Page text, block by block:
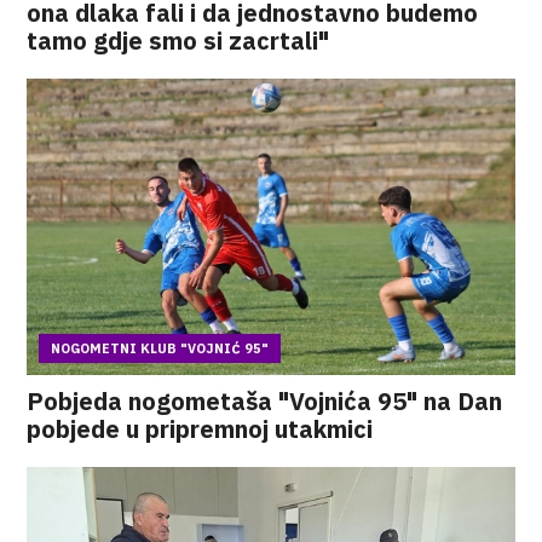
ona dlaka fali i da jednostavno budemo
tamo gdje smo si zacrtali"
NOGOMETNI KLUB "VOJNIĆ 95"
Pobjeda nogometaša "Vojnića 95" na Dan
pobjede u pripremnoj utakmici